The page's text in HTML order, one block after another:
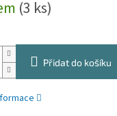
(3 ks)
Přidat do košíku